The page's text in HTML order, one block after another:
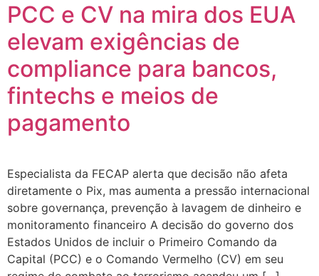
PCC e CV na mira dos EUA
elevam exigências de
compliance para bancos,
fintechs e meios de
pagamento
Especialista da FECAP alerta que decisão não afeta
diretamente o Pix, mas aumenta a pressão internacional
sobre governança, prevenção à lavagem de dinheiro e
monitoramento financeiro A decisão do governo dos
Estados Unidos de incluir o Primeiro Comando da
Capital (PCC) e o Comando Vermelho (CV) em seu